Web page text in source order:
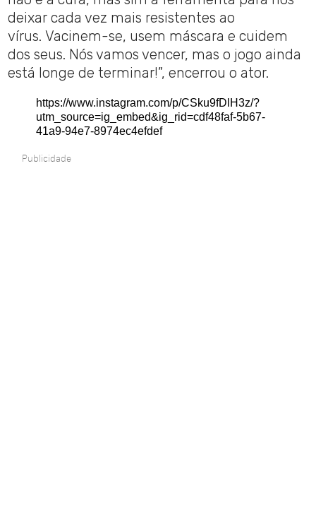
deixar cada vez mais resistentes ao
vírus. Vacinem-se, usem máscara e cuidem
dos seus. Nós vamos vencer, mas o jogo ainda
está longe de terminar!”, encerrou o ator.
https://www.instagram.com/p/CSku9fDlH3z/?
utm_source=ig_embed&ig_rid=cdf48faf-5b67-
41a9-94e7-8974ec4efdef
Publicidade